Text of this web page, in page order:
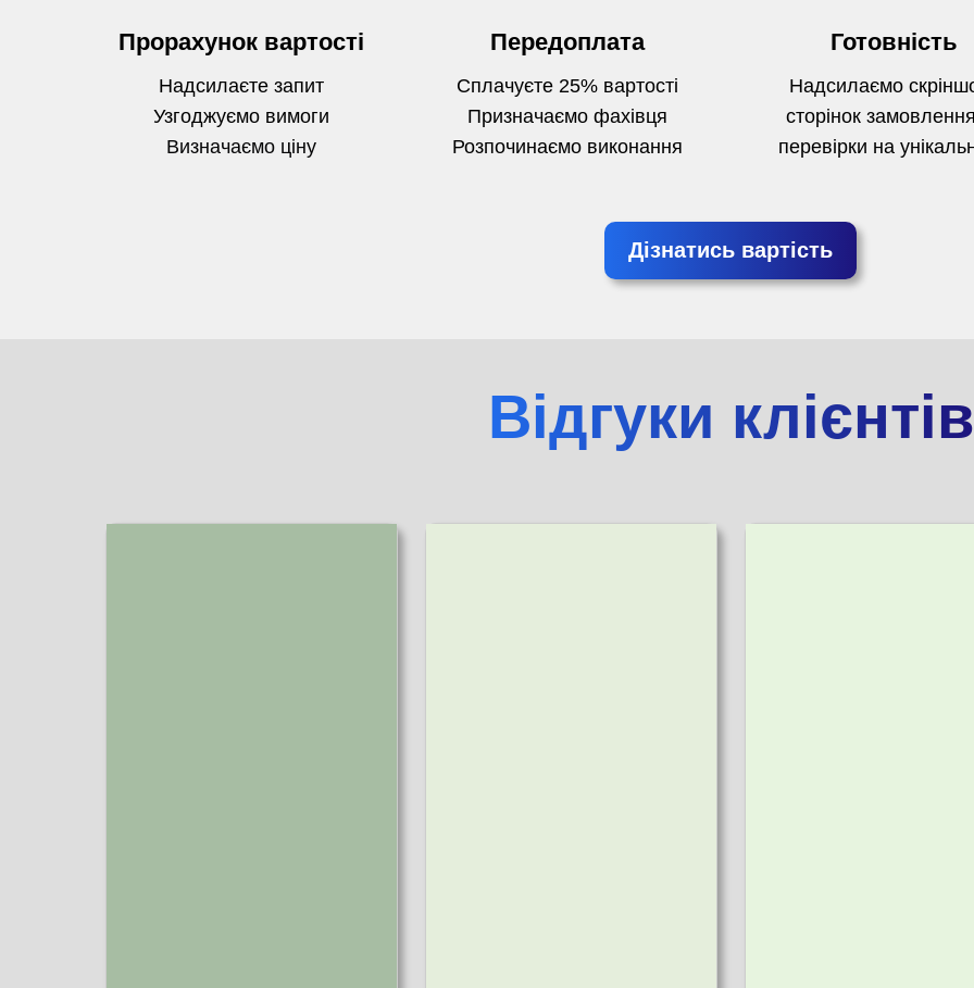
Прорахунок вартості
Надсилаєте запит
Узгоджуємо вимоги
Визначаємо ціну
Передоплата
Сплачуєте 25% вартості
Призначаємо фахівця
Розпочинаємо виконання
Готовність
Надсилаємо
сторінок
перевірки на
Дізнатись вартість
Відгуки клієнтів